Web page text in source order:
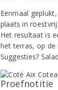
Eenmaal
plaats in
Het resultaat is
het terras, op
Suggesties?
Proefnotitie